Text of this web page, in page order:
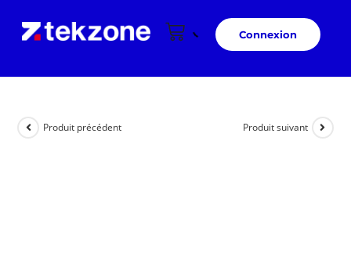
Connexion
Produit précédent Produit suivant